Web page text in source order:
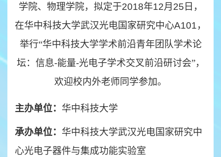
学院、物理学院，拟定于2018年12月25日，
在华中科技大学武汉光电国家研究中心A101，
举行“华中科技大学学术前沿青年团队学术论
坛：信息-能量-光电子学术交叉前沿研讨会”，
欢迎校内外老师同学参加。
主办单位： 华中科技大学
承办单位： 华中科技大学武汉光电国家研究中
心光电子器件与集成功能实验室